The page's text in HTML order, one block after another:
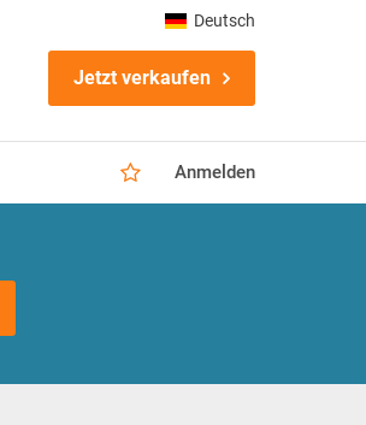
Jetzt verkaufen
Anmelden
Deutsch